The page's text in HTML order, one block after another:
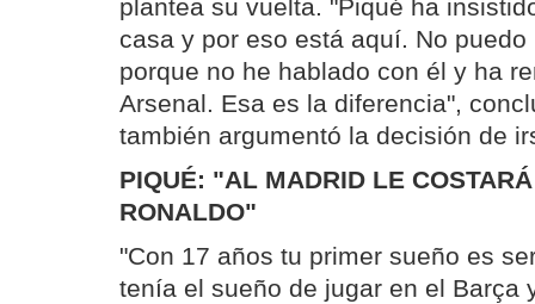
plantea su vuelta. "Piqué ha
casa y por eso está aquí. No
porque no he hablado con él y ha
Arsenal. Esa es la diferencia",
también argumentó la decisión de
PIQUÉ: "AL MADRID LE
RONALDO"
"Con 17 años tu primer sueño es
tenía el sueño de jugar en el Barça